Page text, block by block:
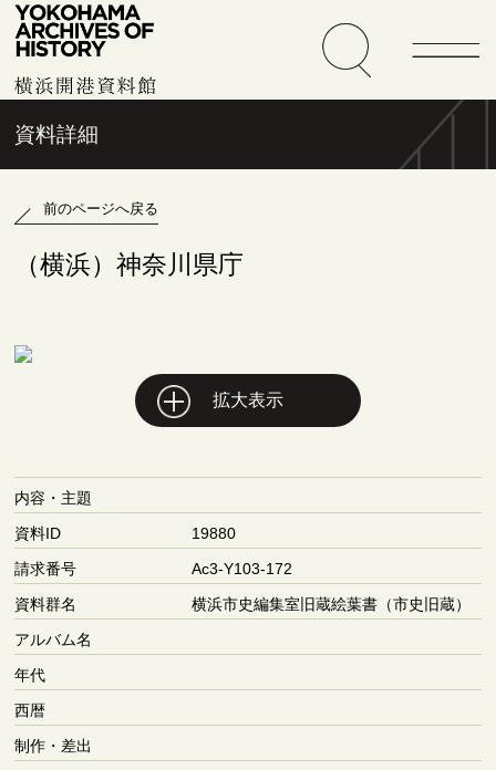
資料詳細
前のページへ戻る
（横浜）神奈川県庁
拡大表示
内容・主題
資料ID
19880
請求番号
Ac3-Y103-172
資料群名
横浜市史編集室旧蔵絵葉書（市史旧蔵）
アルバム名
年代
西暦
制作・差出